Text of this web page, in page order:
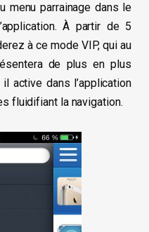
menu parrainage dans le
À partir de 5
à ce mode VIP, qui au
de plus en plus
il active dans l’application
fluidifiant la navigation.